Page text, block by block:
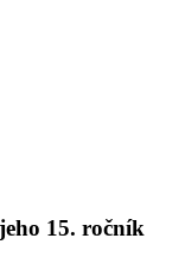
15. ročník